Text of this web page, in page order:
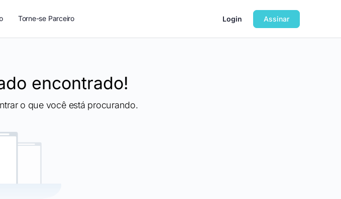
Torne-se Parceiro Login Assinar
encontrado!
o que você está procurando.